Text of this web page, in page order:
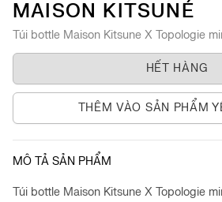
Chuyển
đến
phần
đầu
thư
MAISON KITSUNÉ
Túi bottle Maison Kitsune X Topologie
HẾT HÀNG
THÊM VÀO SẢN PHẨM
MÔ TẢ SẢN PHẨM
Túi bottle Maison Kitsune X Topologie